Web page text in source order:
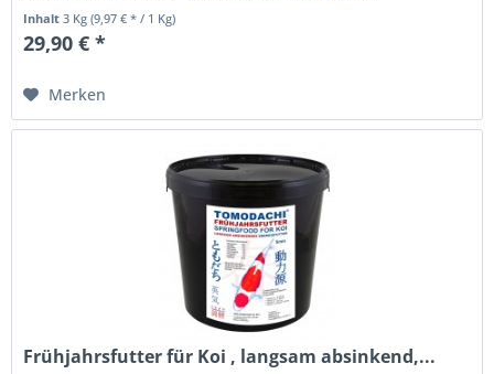
Inhalt3 Kg(9,97 € * / 1 Kg)
29,90 € *
Merken
Frühjahrsfutter für Koi , langsam absinkend,...